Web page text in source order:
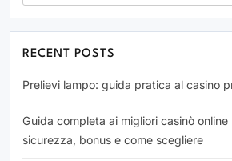
RECENT POSTS
Prelievi lampo: guida pratica al casino
Guida completa ai migliori casinò online
sicurezza, bonus e come scegliere